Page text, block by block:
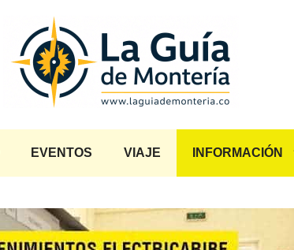
EVENTOS VIAJE INFORMACIÓN